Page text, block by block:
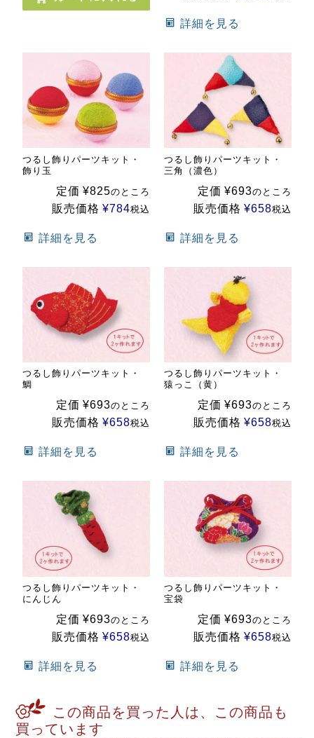
詳細を見る
つるし飾りパーツキット・
飾り玉
定価 ¥825のところ
販売価格 ¥784税込
詳細を見る
つるし飾りパーツキット・
三角（濃色）
定価 ¥693のところ
販売価格 ¥658税込
詳細を見る
つるし飾りパーツキット・
鯛
定価 ¥693のところ
販売価格 ¥658税込
詳細を見る
つるし飾りパーツキット・
猿っこ（黄）
定価 ¥693のところ
販売価格 ¥658税込
詳細を見る
つるし飾りパーツキット・
にんじん
定価 ¥693のところ
販売価格 ¥658税込
詳細を見る
つるし飾りパーツキット・
宝袋
定価 ¥693のところ
販売価格 ¥658税込
詳細を見る
この商品を買った人は、この商品も
買っています